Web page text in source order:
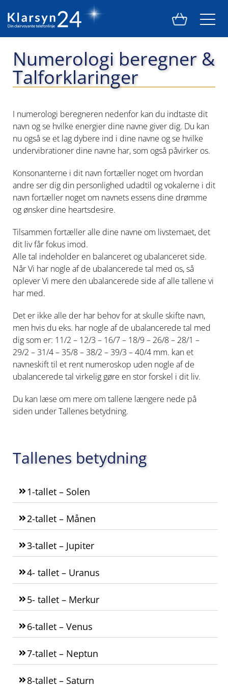
Numerologi beregner &
Talforklaringer
I numerologi beregneren nedenfor kan du indtaste dit
navn og se hvilke energier dine navne giver dig. Du kan
nu også se et lag dybere ind i dine navne og se hvilke
undervibrationer dine navne har, som også påvirker os.
Konsonanterne i dit navn fortæller noget om hvordan
andre ser dig din personlighed udadtil og vokalerne i dit
navn fortæller noget om navnets essens dine drømme
og ønsker dine heartsdesire.
Tilsammen fortæller alle dine navne om livstemaet, det
dit liv får fokus imod.
Alle tal indeholder en balanceret og ubalanceret side.
Når Vi har nogle af de ubalancerede tal med os, så
oplever Vi mere den ubalancerede side af alle tallene vi
har med.
Det er ikke alle der har behov for at skulle skifte navn,
men hvis du eks. har nogle af de ubalancerede tal med
dig som er: 11/2 – 12/3 – 16/7 – 18/9 – 26/8 – 28/1 –
29/2 – 31/4 – 35/8 – 38/2 – 39/3 – 40/4 mm. kan et
navneskift til et rent numeroskop uden nogle af de
ubalancerede tal virkelig gøre en stor forskel i dit liv.
Du kan læse om mere om tallene længere nede på
siden under Tallenes betydning.
Tallenes betydning
1-tallet – Solen
2-tallet – Månen
3-tallet – Jupiter
4- tallet – Uranus
5- tallet – Merkur
6-tallet – Venus
7-tallet – Neptun
8-tallet – Saturn